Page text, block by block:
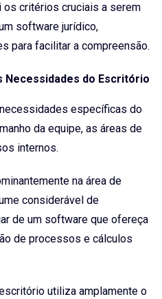
os critérios cruciais a serem
software jurídico,
para facilitar a compreensão.
Necessidades do Escritório
específicas do
da equipe, as áreas de
internos.
na área de
considerável de
de um software que ofereça
de processos e cálculos
utiliza amplamente o